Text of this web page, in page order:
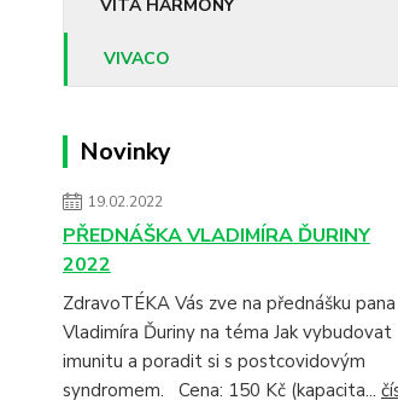
VITA HARMONY
VIVACO
Novinky
19.02.2022
PŘEDNÁŠKA VLADIMÍRA ĎURINY
2022
ZdravoTÉKA Vás zve na přednášku pana
Vladimíra Ďuriny na téma Jak vybudovat
imunitu a poradit si s postcovidovým
syndromem. Cena: 150 Kč (kapacita...